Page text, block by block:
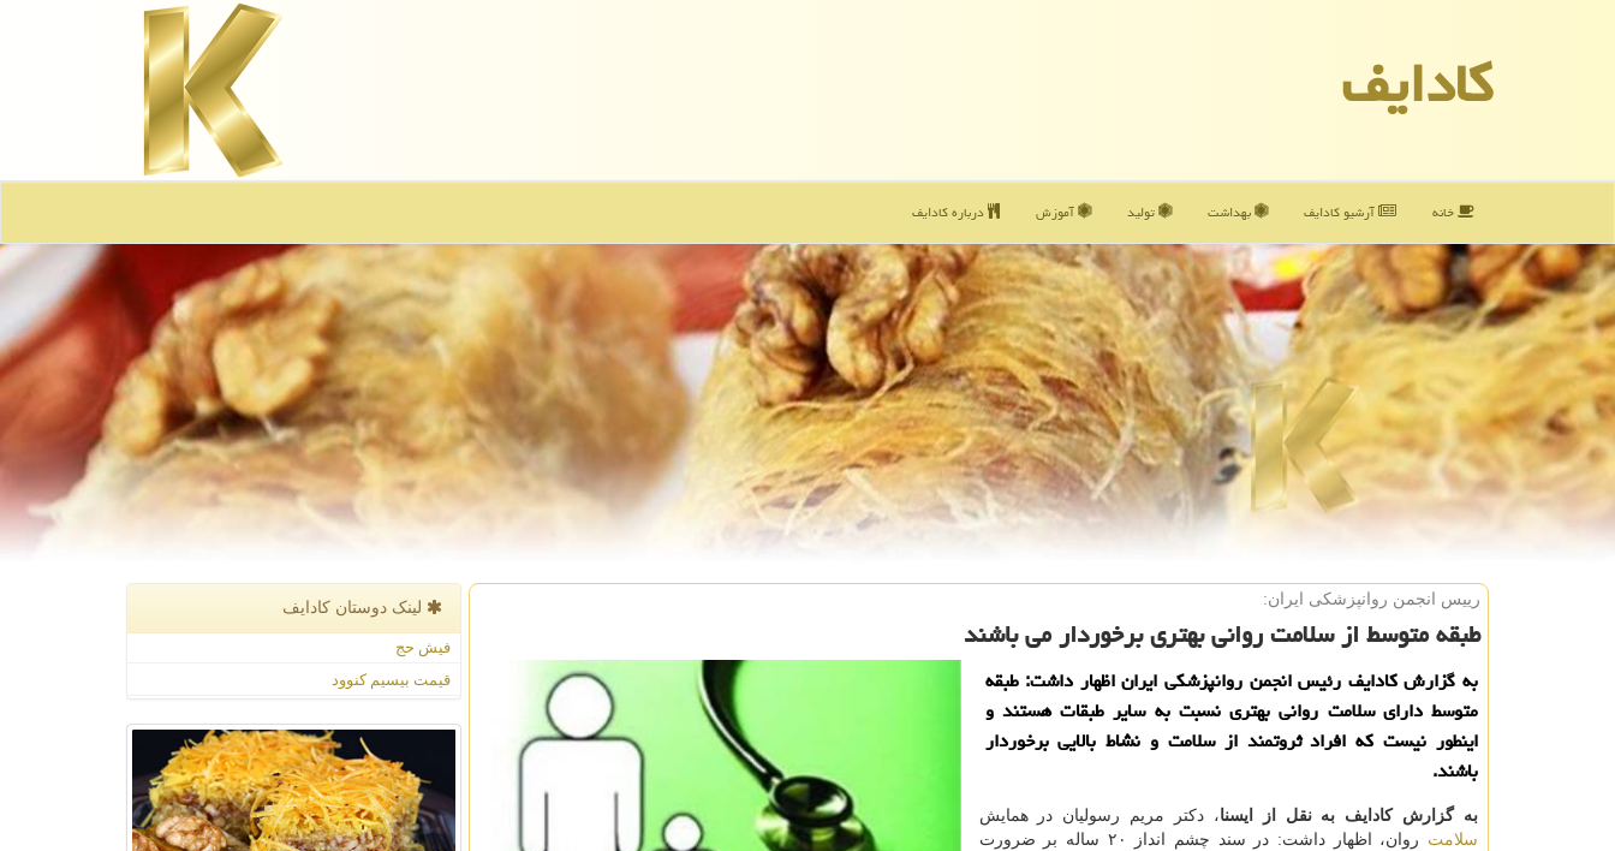
كادایف
خانه آرشیو كادایف بهداشت تولید آموزش درباره كادایف
رییس انجمن روانپزشكی ایران:
طبقه متوسط از سلامت روانی بهتری برخوردار می باشند
به گزارش كادایف رئیس انجمن روانپزشكی ایران اظهار داشت: طبقه
متوسط دارای سلامت روانی بهتری نسبت به سایر طبقات هستند و
اینطور نیست كه افراد ثروتمند از سلامت و نشاط بالایی برخوردار
باشند.
به گزارش كادایف به نقل از ایسنا، دكتر مریم رسولیان در همایش
سلامت
روان، اظهار داشت: در سند چشم انداز ۲۰ ساله بر ضرورت
لینک دوستان كادایف
فیش حج
قیمت بیسیم کنوود